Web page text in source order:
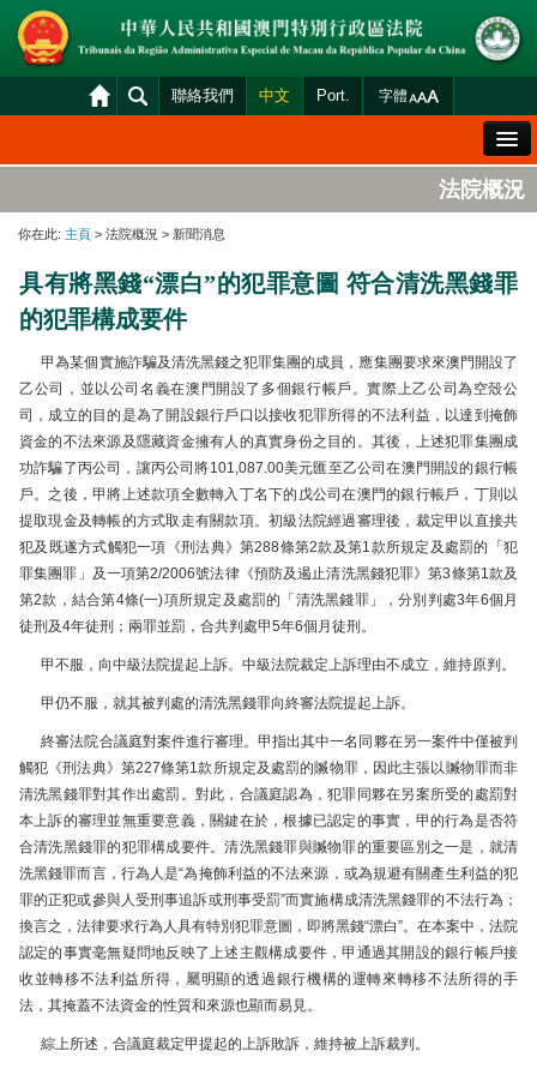
聯絡我們 中文 Port. 字體
法院概況
案件分發及排期
統計資料
財產申報查閱
下載區
法院電子平台
法院概況
你在此: 主頁 > 法院概況 > 新聞消息
具有將黑錢“漂白”的犯罪意圖 符合清洗黑錢罪
的犯罪構成要件
甲為某個實施詐騙及清洗黑錢之犯罪集團的成員，應集團要求來澳門開設了
乙公司，並以公司名義在澳門開設了多個銀行帳戶。實際上乙公司為空殼公
司，成立的目的是為了開設銀行戶口以接收犯罪所得的不法利益，以達到掩飾
資金的不法來源及隱藏資金擁有人的真實身份之目的。其後，上述犯罪集團成
功詐騙了丙公司，讓丙公司將101,087.00美元匯至乙公司在澳門開設的銀行帳
戶。之後，甲將上述款項全數轉入丁名下的戊公司在澳門的銀行帳戶，丁則以
提取現金及轉帳的方式取走有關款項。初級法院經過審理後，裁定甲以直接共
犯及既遂方式觸犯一項《刑法典》第288條第2款及第1款所規定及處罰的「犯
罪集團罪」及一項第2/2006號法律《預防及遏止清洗黑錢犯罪》第3條第1款及
第2款，結合第4條(一)項所規定及處罰的「清洗黑錢罪」，分別判處3年6個月
徒刑及4年徒刑；兩罪並罰，合共判處甲5年6個月徒刑。
甲不服，向中級法院提起上訴。中級法院裁定上訴理由不成立，維持原判。
甲仍不服，就其被判處的清洗黑錢罪向終審法院提起上訴。
終審法院合議庭對案件進行審理。甲指出其中一名同夥在另一案件中僅被判
觸犯《刑法典》第227條第1款所規定及處罰的贓物罪，因此主張以贓物罪而非
清洗黑錢罪對其作出處罰。對此，合議庭認為，犯罪同夥在另案所受的處罰對
本上訴的審理並無重要意義，關鍵在於，根據已認定的事實，甲的行為是否符
合清洗黑錢罪的犯罪構成要件。清洗黑錢罪與贓物罪的重要區別之一是，就清
洗黑錢罪而言，行為人是“為掩飾利益的不法來源，或為規避有關產生利益的犯
罪的正犯或參與人受刑事追訴或刑事受罰”而實施構成清洗黑錢罪的不法行為；
換言之，法律要求行為人具有特別犯罪意圖，即將黑錢“漂白”。在本案中，法院
認定的事實毫無疑問地反映了上述主觀構成要件，甲通過其開設的銀行帳戶接
收並轉移不法利益所得，屬明顯的透過銀行機構的運轉來轉移不法所得的手
法，其掩蓋不法資金的性質和來源也顯而易見。
綜上所述，合議庭裁定甲提起的上訴敗訴，維持被上訴裁判。